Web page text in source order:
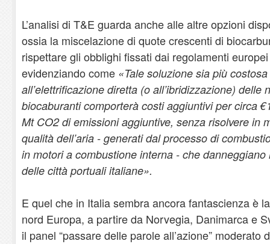
L’analisi di T&E guarda anche alle altre opzioni
ossia la miscelazione di quote crescenti di
rispettare gli obblighi fissati dai regolamenti
evidenziando come «Tale soluzione sia più
all’elettrificazione diretta (o all’ibridizzazione) delle
biocaburanti comporterà costi aggiuntivi per circa
Mt CO2 di emissioni aggiuntive, senza risolvere in
qualità dell’aria - generati dal processo di
in motori a combustione interna - che
delle città portuali italiane».
E quel che in Italia sembra ancora fantascienza è
nord Europa, a partire da Norvegia, Danimarca e
il panel “passare delle parole all’azione” moderato